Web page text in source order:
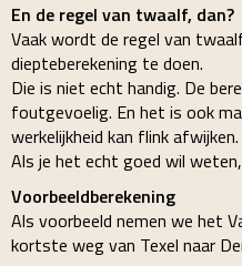
En de regel van twaalf, dan?
Vaak wordt de regel van
diepteberekening te doen.
Die is niet echt handig. De
foutgevoelig. En het is ook
werkelijkheid kan flink afwijken.
Als je het echt goed wil weten,
Voorbeeldberekening
Als voorbeeld nemen we het
kortste weg van Texel naar